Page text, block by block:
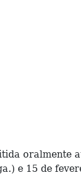
oralmente
e 15 de